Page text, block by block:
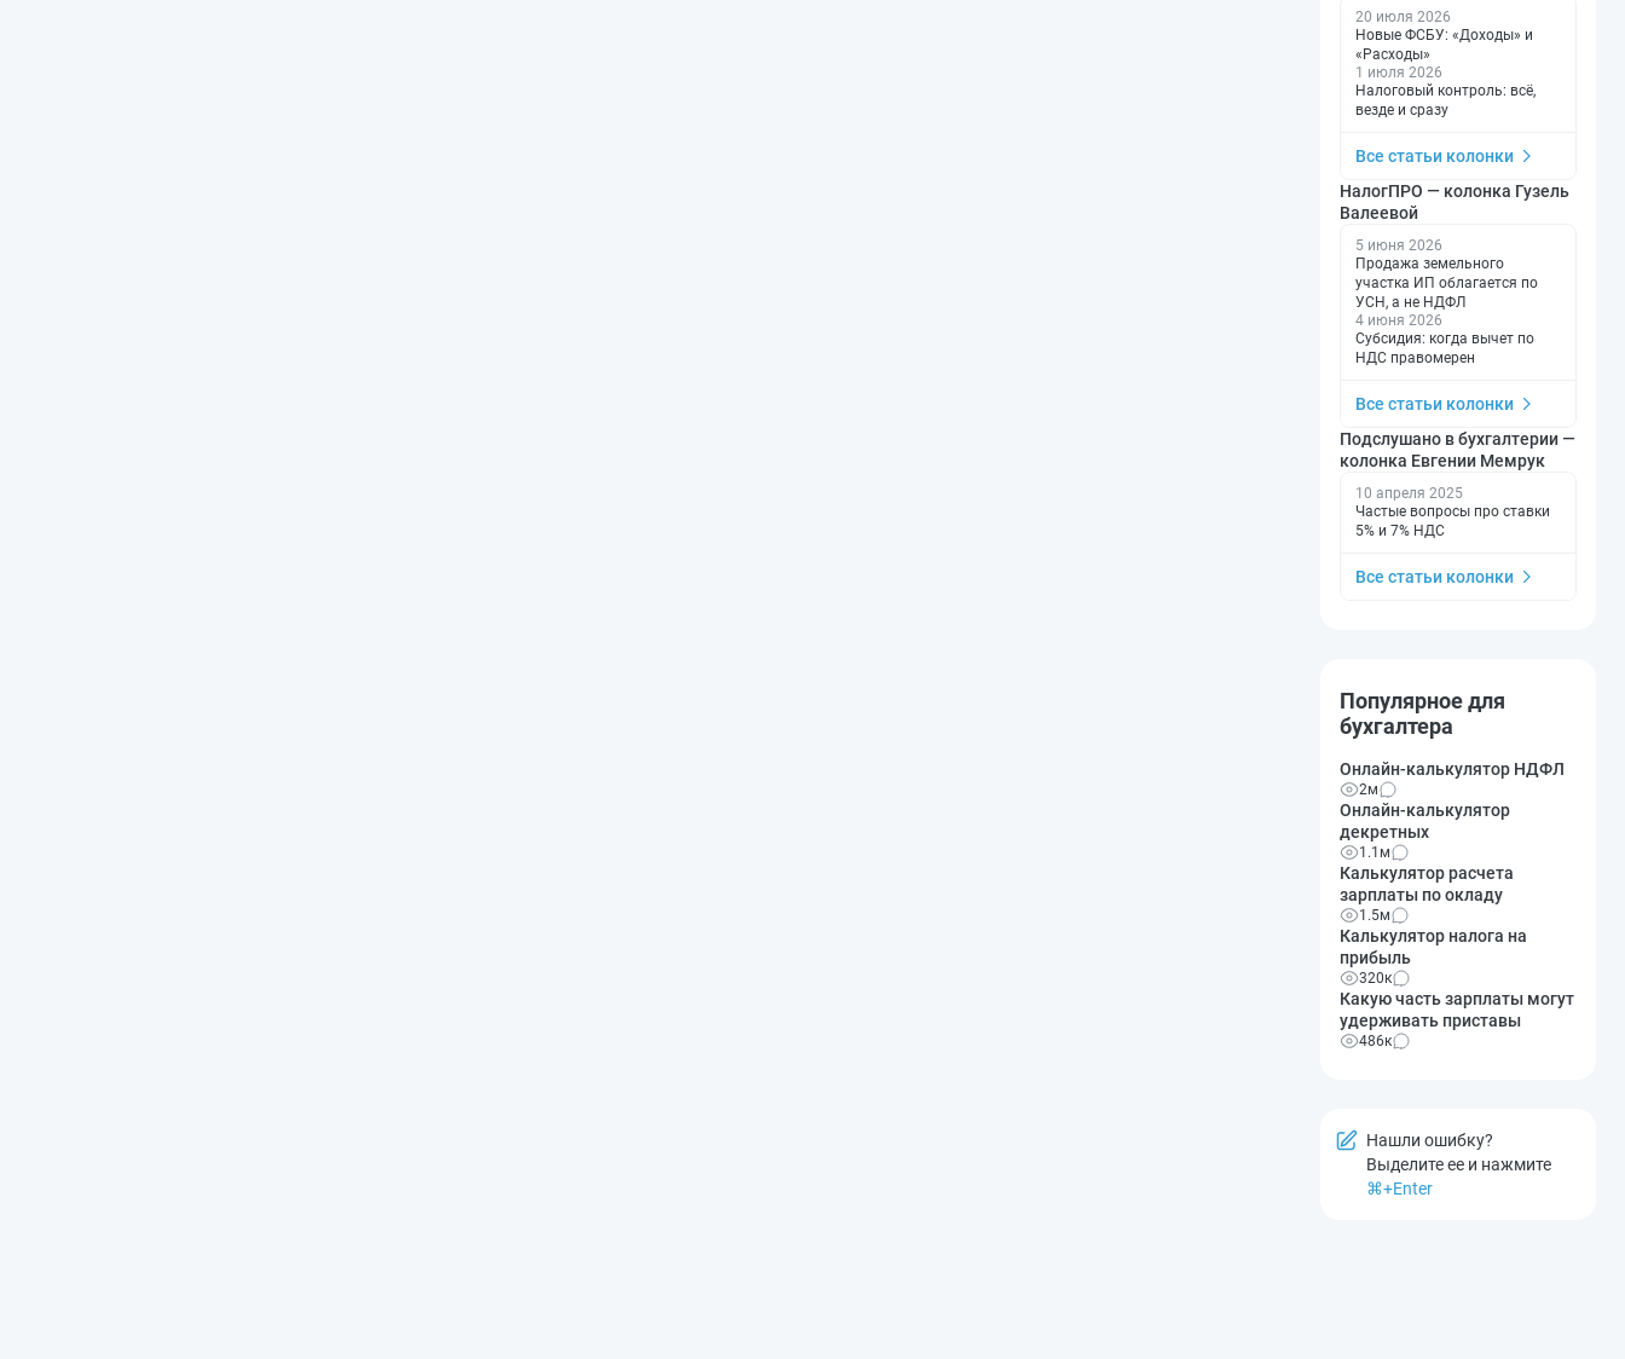
20 июля 2026
Новые ФСБУ: «Доходы» и
«Расходы»
1 июля 2026
Налоговый контроль: всё,
везде и сразу
Все статьи колонки
НалогПРО — колонка Гузель
Валеевой
5 июня 2026
Продажа земельного
участка ИП облагается по
УСН, а не НДФЛ
4 июня 2026
Субсидия: когда вычет по
НДС правомерен
Все статьи колонки
Подслушано в бухгалтерии —
колонка Евгении Мемрук
10 апреля 2025
Частые вопросы про ставки
5% и 7% НДС
Все статьи колонки
Популярное для
бухгалтера
Онлайн-калькулятор НДФЛ
2м
Онлайн-калькулятор
декретных
1.1м
Калькулятор расчета
зарплаты по окладу
1.5м
Калькулятор налога на
прибыль
320к
Какую часть зарплаты могут
удерживать приставы
486к
Нашли ошибку?
Выделите ее и нажмите
⌘+Enter